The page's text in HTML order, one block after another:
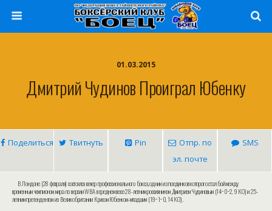
01.03.2015
Дмитрий Чудинов Проиграл Юбенку
Поделиться Твитнуть Pin
Отпр. по
эл. почте
SMS
В Лондоне (28 февраля) состоялся вечер профессионального бокса, одним из поединков которого стал бой между
временным чемпионом мира по версии WBA в среднем весе 28-летним россиянином Дмитрием Чудиновым (14−0−2, 9 КО) и 25-
летним претендентом из Великобритании Крисом Юбенком-младшим (19−1−0, 14 КО).